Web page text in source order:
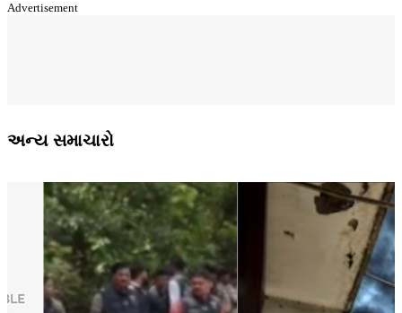
Advertisement
અન્ય સમાચારો